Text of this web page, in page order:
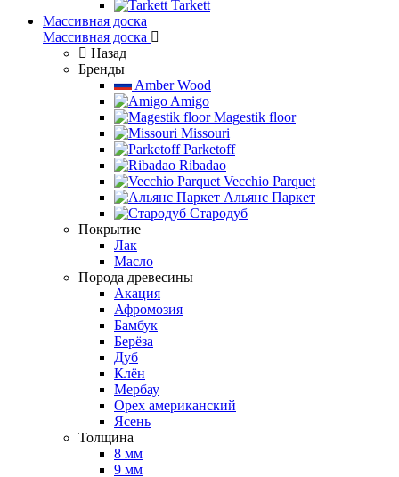
Tarkett
Массивная доска
Массивная доска
Назад
Бренды
Amber Wood
Amigo
Magestik floor
Missouri
Parketoff
Ribadao
Vecchio Parquet
Альянс Паркет
Стародуб
Покрытие
Лак
Масло
Порода древесины
Акация
Афромозия
Бамбук
Берёза
Дуб
Клён
Мербау
Орех американский
Ясень
Толщина
8 мм
9 мм